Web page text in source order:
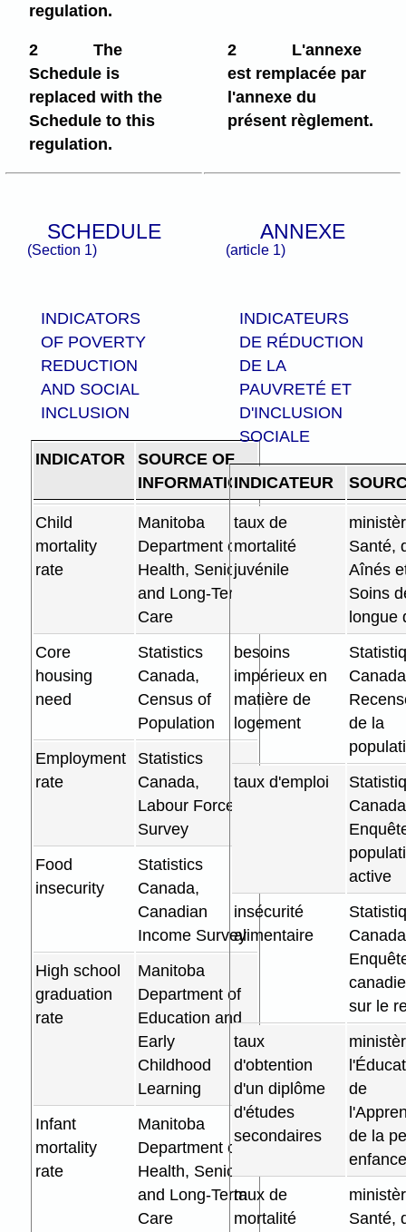
regulation.
2
The
Schedule is
replaced with the
Schedule to this
regulation.
2
L'annexe
est remplacée par
l'annexe du
présent règlement.
SCHEDULE
(Section 1)
INDICATORS
OF POVERTY
REDUCTION
AND SOCIAL
INCLUSION
INDICATOR
SOURCE OF
INFORMATION
Child
mortality
rate
Manitoba
Department of
Health, Seniors
and Long-Term
Care
Core
housing
need
Statistics
Canada,
Census of
Population
Employment
rate
Statistics
Canada,
Labour Force
Survey
Food
insecurity
Statistics
Canada,
Canadian
Income Survey
High school
graduation
rate
Manitoba
Department of
Education and
Early
Childhood
Learning
Infant
mortality
rate
Manitoba
Department of
Health, Seniors
and Long-Term
Care
ANNEXE
(article 1)
INDICATEURS
DE RÉDUCTION
DE LA
PAUVRETÉ ET
D'INCLUSION
SOCIALE
INDICATEUR
taux de
mortalité
juvénile
Santé,
Aînés
Soins
longue
besoins
impérieux en
matière de
logement
de la
taux d'emploi
active
insécurité
alimentaire
sur le
taux
d'obtention
d'un diplôme
d'études
secondaires
de
de la
taux de
mortalité
Santé,